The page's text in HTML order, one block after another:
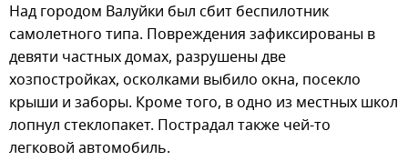
Над городом Валуйки был сбит беспилотник
самолетного типа. Повреждения зафиксированы в
девяти частных домах, разрушены две
хозпостройках, осколками выбило окна, посекло
крыши и заборы. Кроме того, в одно из местных школ
лопнул стеклопакет. Пострадал также чей-то
легковой автомобиль.